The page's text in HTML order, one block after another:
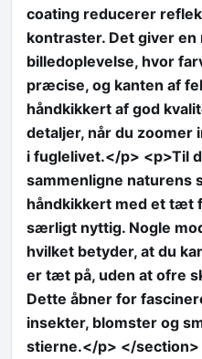
coating reducerer
kontraster. Det giver en
billedoplevelse, hvor
præcise, og kanten af
håndkikkert af god
detaljer, når du zoomer
i fuglelivet.</p> <p>Til
sammenligne naturens
håndkikkert med et tæt
særligt nyttig. Nogle
hvilket betyder, at du
er tæt på, uden at ofre
Dette åbner for
insekter, blomster og
stierne.</p> </